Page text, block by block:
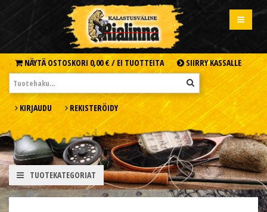
NÄYTÄ OSTOSKORI 0,00 € / EI TUOTTEITA SIIRRY KASSALLE
KIRJAUDU REKISTERÖIDY
TUOTEKATEGORIAT